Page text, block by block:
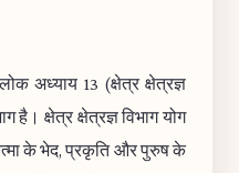
अध्याय 13 (क्षेत्र क्षेत्रज्ञ
है। क्षेत्र क्षेत्रज्ञ विभाग योग
के भेद, प्रकृति और पुरुष के